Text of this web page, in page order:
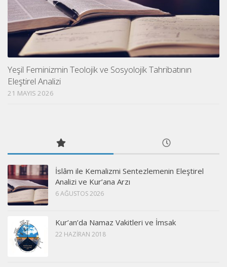
Yeşil Feminizmin Teolojik ve Sosyolojik Tahribatının
Eleştirel Analizi
21 MAYIS 2026
İslâm ile Kemalizmi Sentezlemenin Eleştirel
Analizi ve Kur’ana Arzı
6 AĞUSTOS 2026
Kur’an’da Namaz Vakitleri ve İmsak
22 HAZIRAN 2018